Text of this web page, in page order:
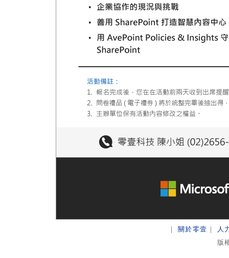
｜ 關於零壹 ｜
人
版